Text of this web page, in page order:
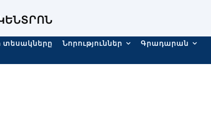
տեսակները Նորություններ
Գրադարան